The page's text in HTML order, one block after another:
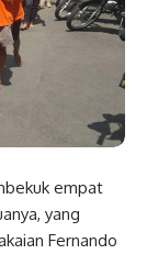
empat
yang
Fernando